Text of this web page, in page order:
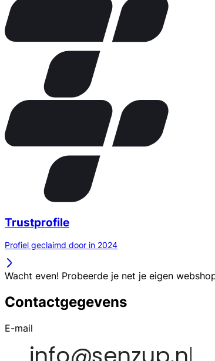
Trustprofile
Profiel geclaimd door in 2024
Wacht even! Probeerde je net je eigen
Contactgegevens
E-mail